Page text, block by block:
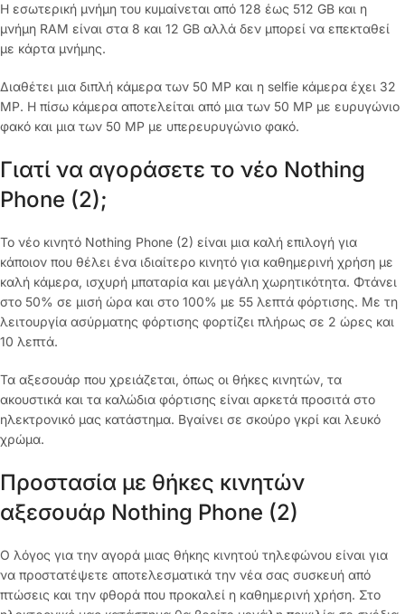
Η εσωτερική μνήμη του κυμαίνεται από 128 έως 512 GB και η
μνήμη RAM είναι στα 8 και 12 GB αλλά δεν μπορεί να επεκταθεί
με κάρτα μνήμης.
Διαθέτει μια διπλή κάμερα των 50 MP και η selfie κάμερα έχει 32
MP. Η πίσω κάμερα αποτελείται από μια των 50 MP με ευρυγώνιο
φακό και μια των 50 MP με υπερευρυγώνιο φακό.
Γιατί να αγοράσετε το νέο Nothing
Phone (2);
Το νέο κινητό Nothing Phone (2) είναι μια καλή επιλογή για
κάποιον που θέλει ένα ιδιαίτερο κινητό για καθημερινή χρήση με
καλή κάμερα, ισχυρή μπαταρία και μεγάλη χωρητικότητα. Φτάνει
στο 50% σε μισή ώρα και στο 100% με 55 λεπτά φόρτισης. Με τη
λειτουργία ασύρματης φόρτισης φορτίζει πλήρως σε 2 ώρες και
10 λεπτά.
Τα αξεσουάρ που χρειάζεται, όπως οι θήκες κινητών, τα
ακουστικά και τα καλώδια φόρτισης είναι αρκετά προσιτά στο
ηλεκτρονικό μας κατάστημα. Βγαίνει σε σκούρο γκρί και λευκό
χρώμα.
Προστασία με θήκες κινητών
αξεσουάρ Nothing Phone (2)
Ο λόγος για την αγορά μιας θήκης κινητού τηλεφώνου είναι για
να προστατέψετε αποτελεσματικά την νέα σας συσκευή από
πτώσεις και την φθορά που προκαλεί η καθημερινή χρήση. Στο